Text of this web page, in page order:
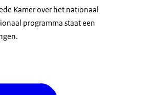
Kamer over het nationaal
programma staat een